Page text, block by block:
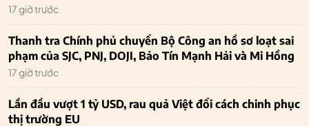
17 giờ trước
Thanh tra Chính phủ chuyển Bộ Công an hồ sơ loạt sai
phạm của SJC, PNJ, DOJI, Bảo Tín Mạnh Hải và Mi Hồng
17 giờ trước
Lần đầu vượt 1 tỷ USD, rau quả Việt đổi cách chinh phục
thị trường EU